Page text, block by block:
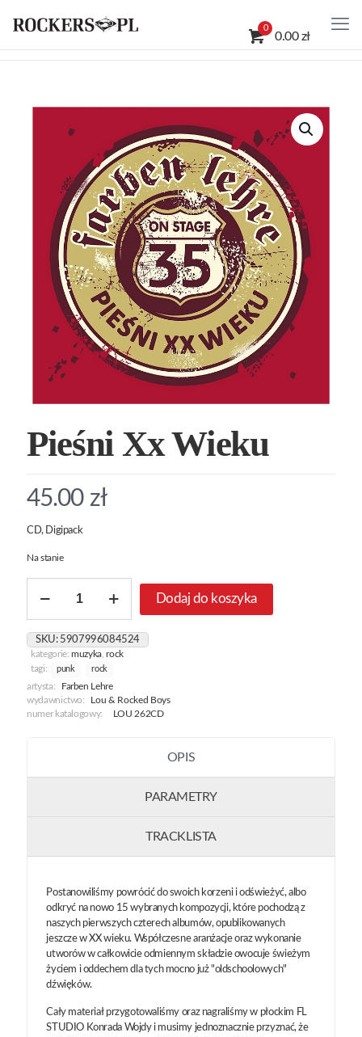
0
0.00 zł
Pieśni Xx Wieku
45.00 zł
CD, Digipack
Na stanie
Pieśni
Wieku
Dodaj do koszyka
SKU: 5907996084524
kategorie:muzyka,rock
tagi:
punk rock
artysta:
Farben Lehre
wydawnictwo:
Lou & Rocked Boys
numer katalogowy:
LOU 262CD
OPIS
PARAMETRY
TRACKLISTA
Postanowiliśmy powrócić do swoich korzeni i odświeżyć, albo
odkryć na nowo 15 wybranych kompozycji, które pochodzą z
naszych pierwszych czterech albumów, opublikowanych
jeszcze w XX wieku. Współczesne aranżacje oraz wykonanie
utworów w całkowicie odmiennym składzie owocuje świeżym
życiem i oddechem dla tych mocno już "oldschoolowych"
dźwięków.
Cały materiał przygotowaliśmy oraz nagraliśmy w płockim FL
STUDIO Konrada Wojdy i musimy jednoznacznie przyznać, że